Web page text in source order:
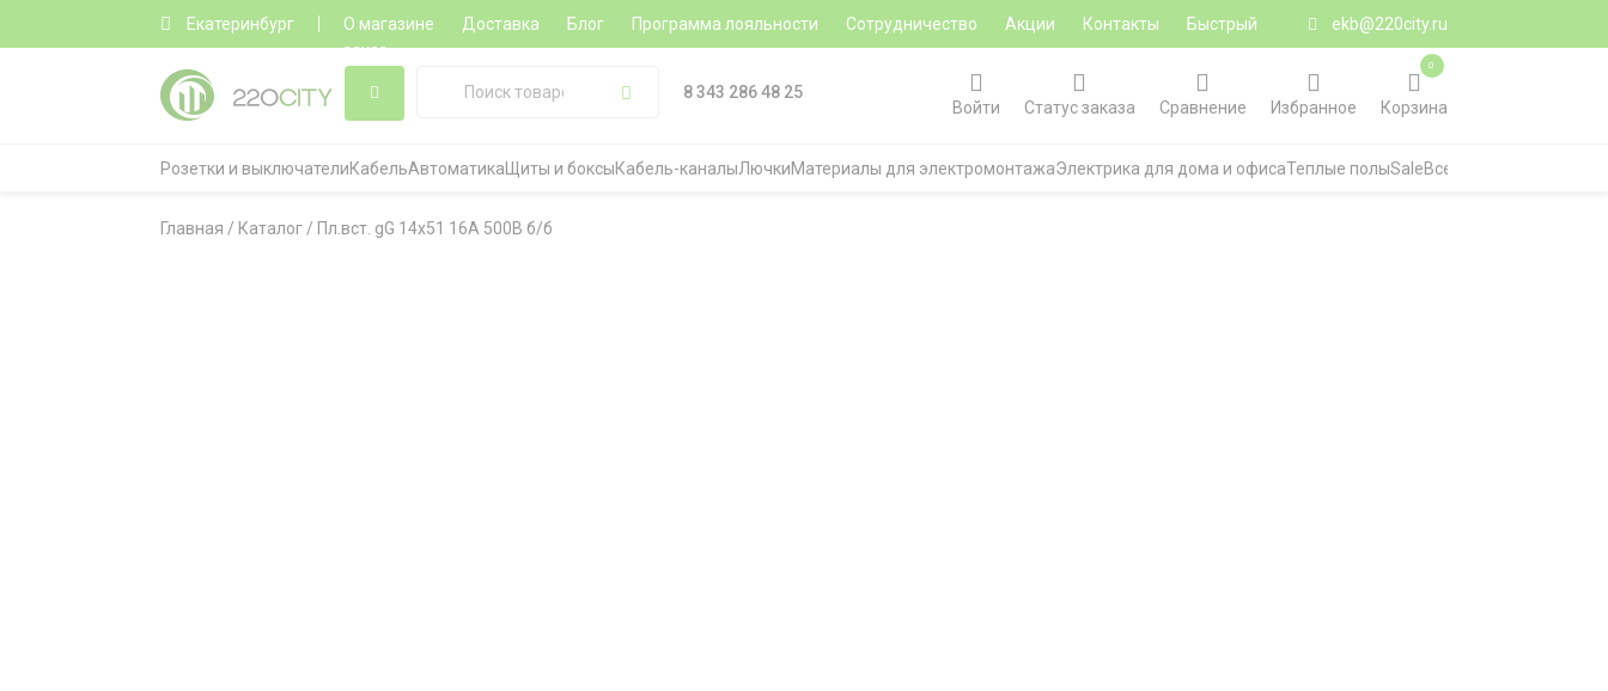
Екатеринбург О магазине Доставка Блог Программа лояльности Сотрудничество Акции Контакты
Быстрый
заказ
ekb@220city.ru
8 343 286 48 25
Войти
Статус заказа Сравнение Избранное Корзина
0
Розетки и выключателиКабельАвтоматика Щиты и боксыКабель-каналыЛючкиМатериалы для электромонтажаЭлектрика для дома и офисаТеплые полыSaleВсе категории
Главная / Каталог / Пл.вст. gG 14x51 16А 500В б/б